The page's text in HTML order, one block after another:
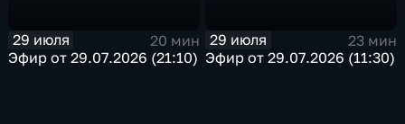
29 июля
20 мин
Эфир от 29.07.2026 (21:10)
29 июля
23 мин
Эфир от 29.07.2026 (11:30)